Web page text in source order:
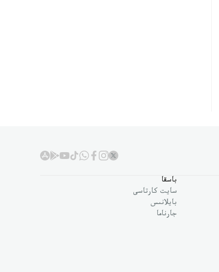
باسقا
سايت كارتاسى
بايلانىس
جارناما